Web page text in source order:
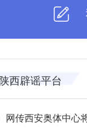
陕西辟谣平台
网传西安奥体中心将举